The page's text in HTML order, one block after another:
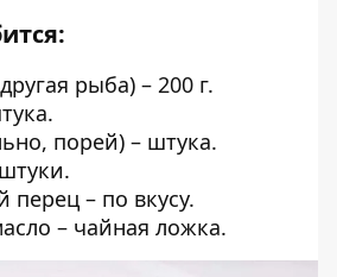
рыба) – 200 г.
порей) – штука.
перец – по вкусу.
– чайная ложка.